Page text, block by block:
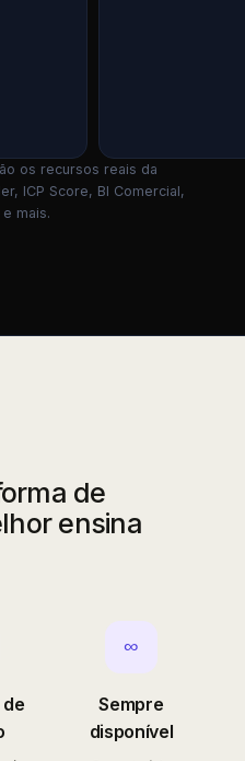
os recursos reais da
ICP Score, BI Comercial,
mais.
de
ensina
∞
Sempre
disponível